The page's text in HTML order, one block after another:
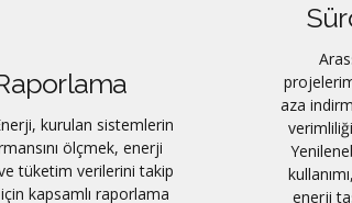
kurulan sistemlerin
ölçmek, enerji
tüketim verilerini takip
kapsamlı raporlama
aza
enerji